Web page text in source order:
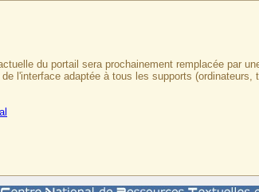
du portail sera prochainement remplacée par
l'interface adaptée à tous les supports